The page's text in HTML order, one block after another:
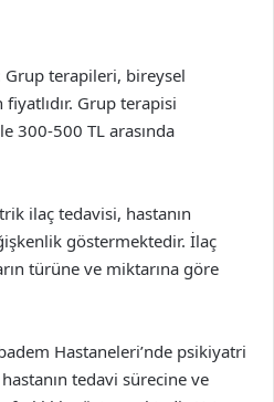
terapileri, bireysel
Grup terapisi
300-500 TL arasında
ilaç tedavisi, hastanın
göstermektedir. İlaç
türüne ve miktarına göre
Hastaneleri’nde psikiyatri
tedavi sürecine ve